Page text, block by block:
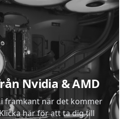
Nvidia & AMD
framkant när det kommer
här för att ta dig till